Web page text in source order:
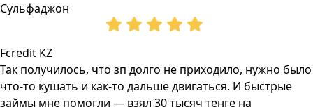
Сульфаджон
Fcredit KZ
Так получилось, что зп долго не приходило, нужно было
что-то кушать и как-то дальше двигаться. И быстрые
займы мне помогли — взял 30 тысяч тенге на